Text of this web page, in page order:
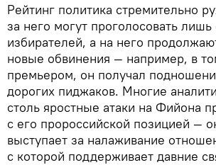
Рейтинг политика стремительно
за него могут проголосовать лишь
избирателей, а на него
новые обвинения — например, в
премьером, он получал
дорогих пиджаков. Многие
столь яростные атаки на Фийона
с его пророссийской позицией —
выступает за налаживание
с которой поддерживает давние